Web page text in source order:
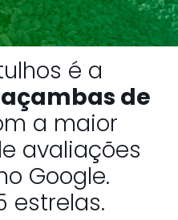
é a
de
a maior
avaliações
Google.
estrelas.